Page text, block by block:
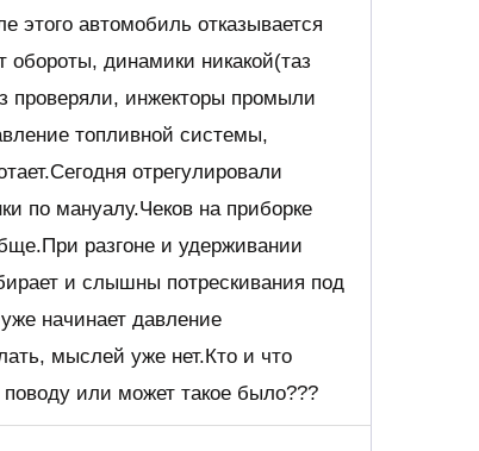
этого автомобиль отказывается
обороты, динамики никакой(таз
проверяли, инжекторы промыли
топливной системы,
отрегулировали
по мануалу.Чеков на приборке
разгоне и удерживании
и слышны потрескивания под
начинает давление
мыслей уже нет.Кто и что
или может такое было???